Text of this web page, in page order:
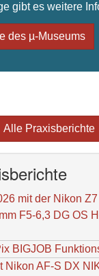
gibt es weitere
des µ-Museums
Alle Praxisberichte
mit der Nikon
F5-6,3 DG OS
BIGJOB
Nikon AF-S DX